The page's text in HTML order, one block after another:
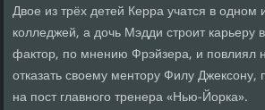
Двое из трёх детей Керра учатся в одном
колледжей, а дочь Мэдди строит карьеру
фактор, по мнению Фрэйзера, и повлиял
отказать своему ментору Филу
на пост главного тренера «Нью-Йорка».